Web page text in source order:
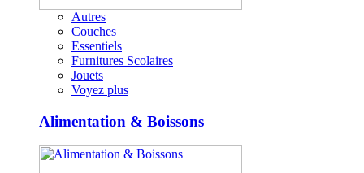
Autres
Couches
Essentiels
Furnitures Scolaires
Jouets
Voyez plus
Alimentation & Boissons